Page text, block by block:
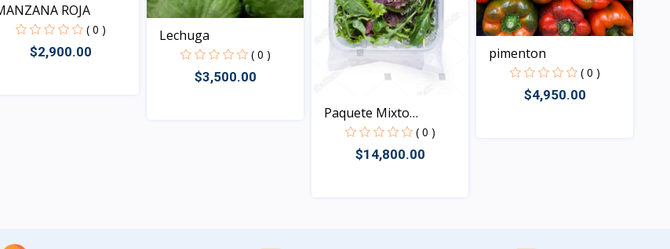
ROJA
( 0 )
$2,900.00
Lechuga
( 0 )
$3,500.00
Paquete Mixto
ensalada...
( 0 )
$14,800.00
pimenton
( 0 )
$4,950.00